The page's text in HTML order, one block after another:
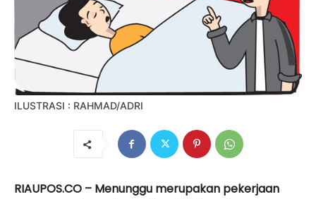
ILUSTRASI : RAHMAD/ADRI
RIAUPOS.CO – Menunggu merupakan pekerjaan